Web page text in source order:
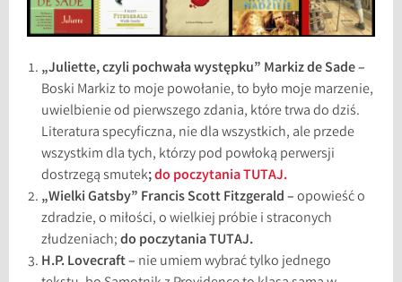
„Juliette, czyli pochwała występku” Markiz de Sade –
Boski Markiz to moje powołanie, to było moje marzenie,
uwielbienie od pierwszego zdania, które trwa do dziś.
Literatura specyficzna, nie dla wszystkich, ale przede
wszystkim dla tych, którzy pod powłoką perwersji
dostrzegą smutek;do poczytania TUTAJ.
„Wielki Gatsby” Francis Scott Fitzgerald –opowieść o
zdradzie, o miłości, o wielkiej próbie i straconych
złudzeniach;do poczytania TUTAJ.
H.P. Lovecraft – nie umiem wybrać tylko jednego